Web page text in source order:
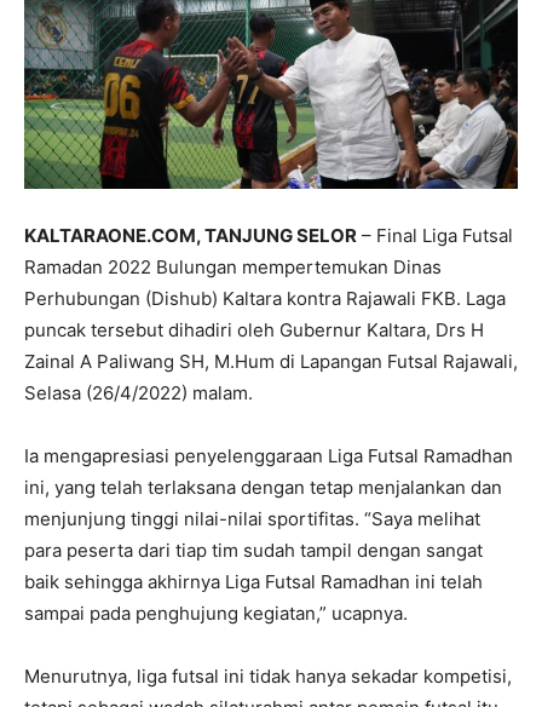
KALTARAONE.COM, TANJUNG SELOR – Final Liga Futsal
Ramadan 2022 Bulungan mempertemukan Dinas
Perhubungan (Dishub) Kaltara kontra Rajawali FKB. Laga
puncak tersebut dihadiri oleh Gubernur Kaltara, Drs H
Zainal A Paliwang SH, M.Hum di Lapangan Futsal Rajawali,
Selasa (26/4/2022) malam.
Ia mengapresiasi penyelenggaraan Liga Futsal Ramadhan
ini, yang telah terlaksana dengan tetap menjalankan dan
menjunjung tinggi nilai-nilai sportifitas. “Saya melihat
para peserta dari tiap tim sudah tampil dengan sangat
baik sehingga akhirnya Liga Futsal Ramadhan ini telah
sampai pada penghujung kegiatan,” ucapnya.
Menurutnya, liga futsal ini tidak hanya sekadar kompetisi,